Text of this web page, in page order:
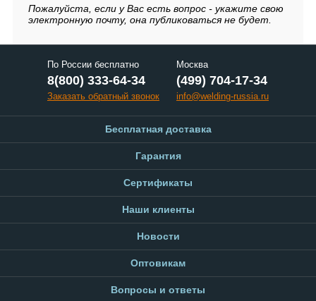
Пожалуйста, если у Вас есть вопрос - укажите свою
электронную почту, она публиковаться не будет.
По России бесплатно
8(800) 333-64-34
Заказать обратный звонок
Москва
(499) 704-17-34
info@welding-russia.ru
Бесплатная доставка
Гарантия
Сертификаты
Наши клиенты
Новости
Оптовикам
Вопросы и ответы